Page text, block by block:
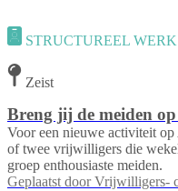
STRUCTUREEL
Zeist
Breng jij de meiden
Voor een nieuwe activiteit
of twee vrijwilligers die
groep enthousiaste meiden.
Geplaatst door Vrijwilligers-